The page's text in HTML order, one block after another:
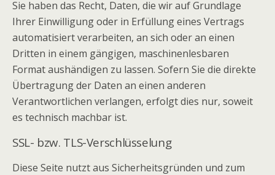
Sie haben das Recht, Daten, die wir auf Grundlage
Ihrer Einwilligung oder in Erfüllung eines Vertrags
automatisiert verarbeiten, an sich oder an einen
Dritten in einem gängigen, maschinenlesbaren
Format aushändigen zu lassen. Sofern Sie die direkte
Übertragung der Daten an einen anderen
Verantwortlichen verlangen, erfolgt dies nur, soweit
es technisch machbar ist.
SSL- bzw. TLS-Verschlüsselung
Diese Seite nutzt aus Sicherheitsgründen und zum